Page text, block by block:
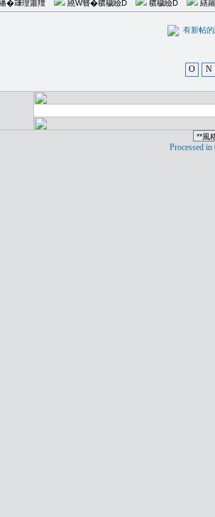
�𥪕理簫羶 繞W簪�穠穢瞼D 穠穢瞼D 繕
有新
O N
Processed